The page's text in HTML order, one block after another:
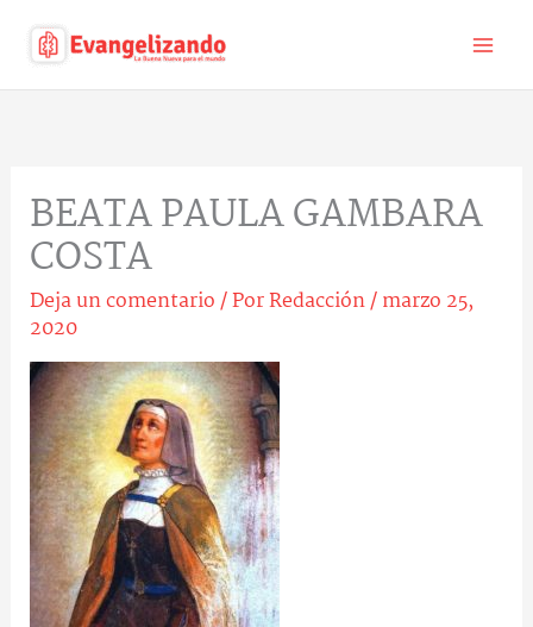
BEATA PAULA GAMBARA
COSTA
Deja un comentario/ PorRedacción/marzo 25,
2020